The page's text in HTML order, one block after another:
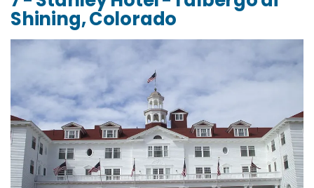
Shining, Colorado